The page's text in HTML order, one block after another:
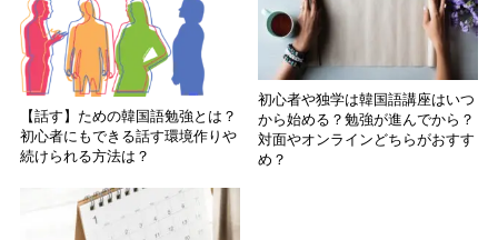
【話す】ための韓国語勉強とは？
初心者にもできる話す環境作りや
続けられる方法は？
初心者や独学は韓国語講座はいつ
から始める？勉強が進んでから？
対面やオンラインどちらがおすす
め？